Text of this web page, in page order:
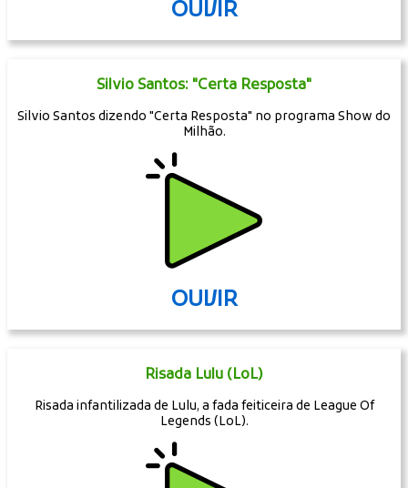
OUVIR
Silvio Santos: "Certa Resposta"
Silvio Santos dizendo "Certa Resposta" no programa Show do
Milhão.
OUVIR
Risada Lulu (LoL)
Risada infantilizada de Lulu, a fada feiticeira de League Of
Legends (LoL).